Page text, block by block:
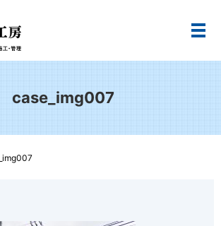
メ
case_img007